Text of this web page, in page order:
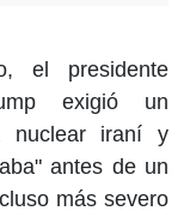
el presidente
exigió un
nuclear iraní y
antes de un
más severo